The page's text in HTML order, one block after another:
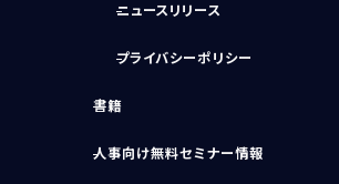
ニュースリリース
プライバシーポリシー
書籍
人事向け無料セミナー情報